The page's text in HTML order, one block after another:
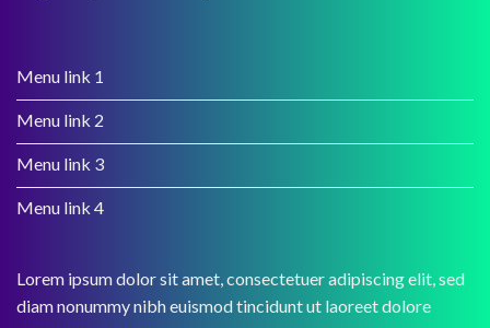
Menu link 1
Menu link 2
Menu link 3
Menu link 4
Lorem ipsum dolor sit amet, consectetuer adipiscing elit, sed
diam nonummy nibh euismod tincidunt ut laoreet dolore